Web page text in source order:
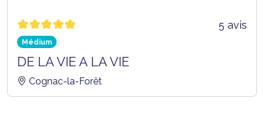
5 avis
Médium
DE LA VIE A LA VIE
Cognac-la-Forêt